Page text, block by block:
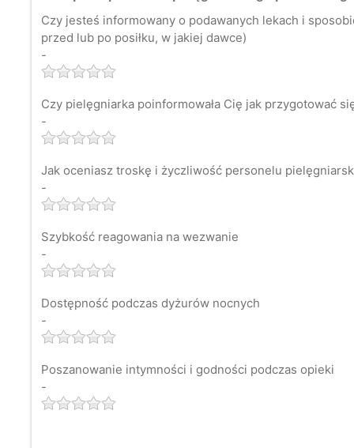
Czy jesteś informowany o podawanych lekach i
przed lub po posiłku, w jakiej dawce)
-
Czy pielęgniarka poinformowała Cię jak przygotować
-
Jak oceniasz troskę i życzliwość personelu
-
Szybkość reagowania na wezwanie
-
Dostępność podczas dyżurów nocnych
-
Poszanowanie intymności i godności podczas opieki
-